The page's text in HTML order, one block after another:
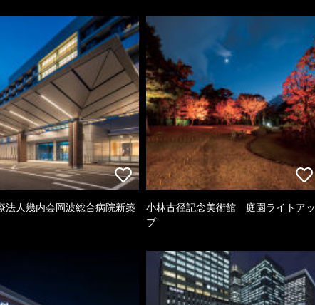
法人幾内会岡波総合病院新築
小林古径記念美術館 庭園ライトアッ
プ